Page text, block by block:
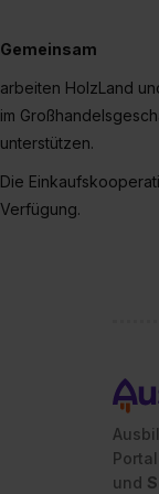
Gemeinsam
arbeiten HolzLand
im
unterstützen.
Die
Verfügung.
und